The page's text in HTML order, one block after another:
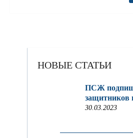
НОВЫЕ СТАТЬИ
ПСЖ
защитников
30.03.2023